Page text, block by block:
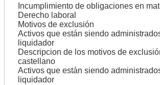
Incumplimiento de obligaciones en
Derecho laboral
Motivos de exclusión
Activos que están siendo
liquidador
Descripcion de los motivos de
castellano
Activos que están siendo
liquidador